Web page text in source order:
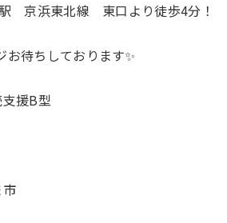
京浜東北線 東口より徒歩4分！
お待ちしております✨
援B型